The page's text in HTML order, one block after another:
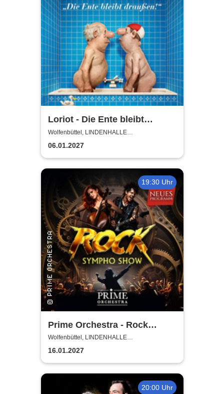
Loriot - Die Ente bleibt
draußen!
Wolfenbüttel, LINDENHALLE
WOLFENBÜTTEL
06.01.2027
19:30 Uhr
Prime Orchestra - Rock
Sympho Show
Wolfenbüttel, LINDENHALLE
WOLFENBÜTTEL
16.01.2027
20:00 Uhr